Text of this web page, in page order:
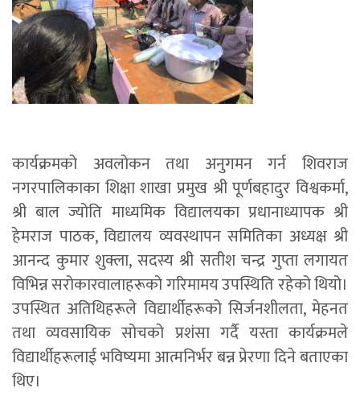
कार्यक्रमको अवलोकन तथा अनुगमन गर्न शिवराज
नगरपालिकाका शिक्षा शाखा प्रमुख श्री पूर्णबहादुर विश्वकर्मा,
श्री बाल ज्योति माध्यमिक विद्यालयका प्रधानाध्यापक श्री
हेमराज पाठक, विद्यालय व्यवस्थापन समितिका अध्यक्ष श्री
आनन्द कुमार शुक्ला, सदस्य श्री सतीश चन्द्र गुप्ता लगायत
विभिन्न सरोकारवालाहरूको गरिमामय उपस्थिति रहेको थियो।
उपस्थित अतिथिहरूले विद्यार्थीहरूको सिर्जनशीलता, मेहनत
तथा व्यवसायिक सोचको प्रशंसा गर्दै यस्ता कार्यक्रमले
विद्यार्थीहरूलाई भविष्यमा आत्मनिर्भर बन्न प्रेरणा दिने बताएका
थिए।